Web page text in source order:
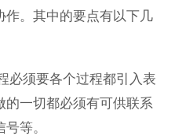
作。其中的要点有以下几
必须要各个过程都引入表
一切都必须有可供联系
等。